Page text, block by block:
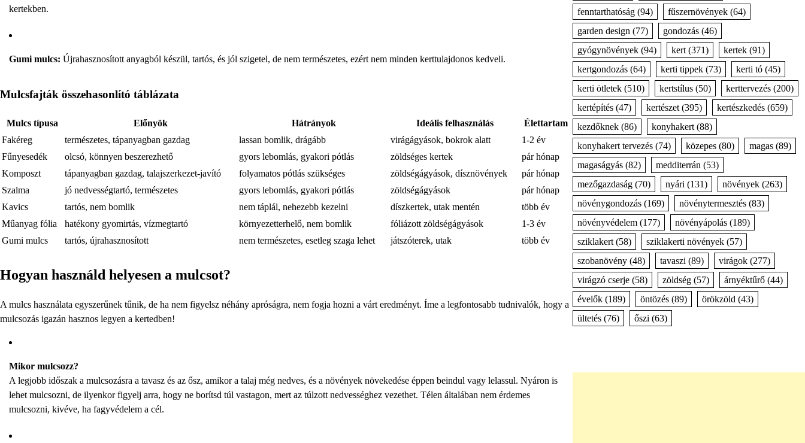
kertekben.
Gumi mulcs: Újrahasznosított anyagból készül, tartós, és jól szigetel, de nem természetes, ezért nem minden kerttulajdonos kedveli.
Mulcsfajták összehasonlító táblázata
Mulcs típusa Előnyök Hátrányok Ideális felhasználás
Élettartam
Fakéreg
természetes, tápanyagban gazdag lassan bomlik, drágább virágágyások, bokrok alatt
1-2 év
Fűnyesedék
olcsó, könnyen beszerezhető gyors lebomlás, gyakori pótlás zöldséges kertek
pár hónap
Komposzt
tápanyagban gazdag, talajszerkezet-javító folyamatos pótlás szükséges zöldségágyások, dísznövények
pár hónap
Szalma
jó nedvességtartó, természetes gyors lebomlás, gyakori pótlás zöldségágyások
pár hónap
Kavics
tartós, nem bomlik nem táplál, nehezebb kezelni díszkertek, utak mentén
több év
Műanyag fólia
hatékony gyomirtás, vízmegtartó környezetterhelő, nem bomlik fóliázott zöldségágyások
1-3 év
Gumi mulcs
tartós, újrahasznosított nem természetes, esetleg szaga lehet játszóterek, utak több év
Hogyan használd helyesen a mulcsot?
A mulcs használata egyszerűnek tűnik, de ha nem figyelsz néhány apróságra, nem fogja hozni a várt eredményt. Íme a legfontosabb tudnivalók, hogy a
mulcsozás igazán hasznos legyen a kertedben!
Mikor mulcsozz?
A legjobb időszak a mulcsozásra a tavasz és az ősz, amikor a talaj még nedves, és a növények növekedése éppen beindul vagy lelassul. Nyáron is
lehet mulcsozni, de ilyenkor figyelj arra, hogy ne borítsd túl vastagon, mert az túlzott nedvességhez vezethet. Télen általában nem érdemes
mulcsozni, kivéve, ha fagyvédelem a cél.
fenntarthatóság(94) fűszernövények(64)
garden design (77) gondozás(46)
gyógynövények(94) kert(371) kertek(91)
kertgondozás(64) kerti tippek(73) kerti tó(45)
kerti ötletek(510) kertstílus(50) kerttervezés(200)
kertépítés(47) kertészet(395) kertészkedés(659)
kezdőknek(86) konyhakert(88)
konyhakert tervezés(74) közepes(80) magas(89)
magaságyás(82) medditerrán (53)
mezőgazdaság(70) nyári (131) növények(263)
növénygondozás(169) növénytermesztés(83)
növényvédelem(177) növényápolás(189)
sziklakert(58) sziklakerti növények(57)
szobanövény(48) tavaszi (89) virágok(277)
virágzó cserje(58) zöldség(57) árnyéktűrő(44)
évelők(189) öntözés(89) örökzöld (43)
ültetés(76) őszi (63)